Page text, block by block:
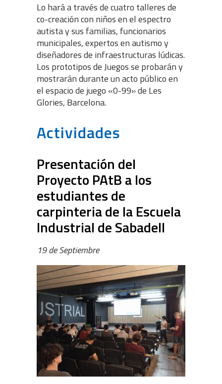
Lo hará a través de cuatro talleres de
co-creación con niños en el espectro
autista y sus familias, funcionarios
municipales, expertos en autismo y
diseñadores de infraestructuras lúdicas.
Los prototipos de Juegos se probarán y
mostrarán durante un acto público en
el espacio de juego «0-99» de Les
Glories, Barcelona.
Actividades
Presentación del
Proyecto PAtB a los
estudiantes de
carpinteria de la Escuela
Industrial de Sabadell
19 de Septiembre